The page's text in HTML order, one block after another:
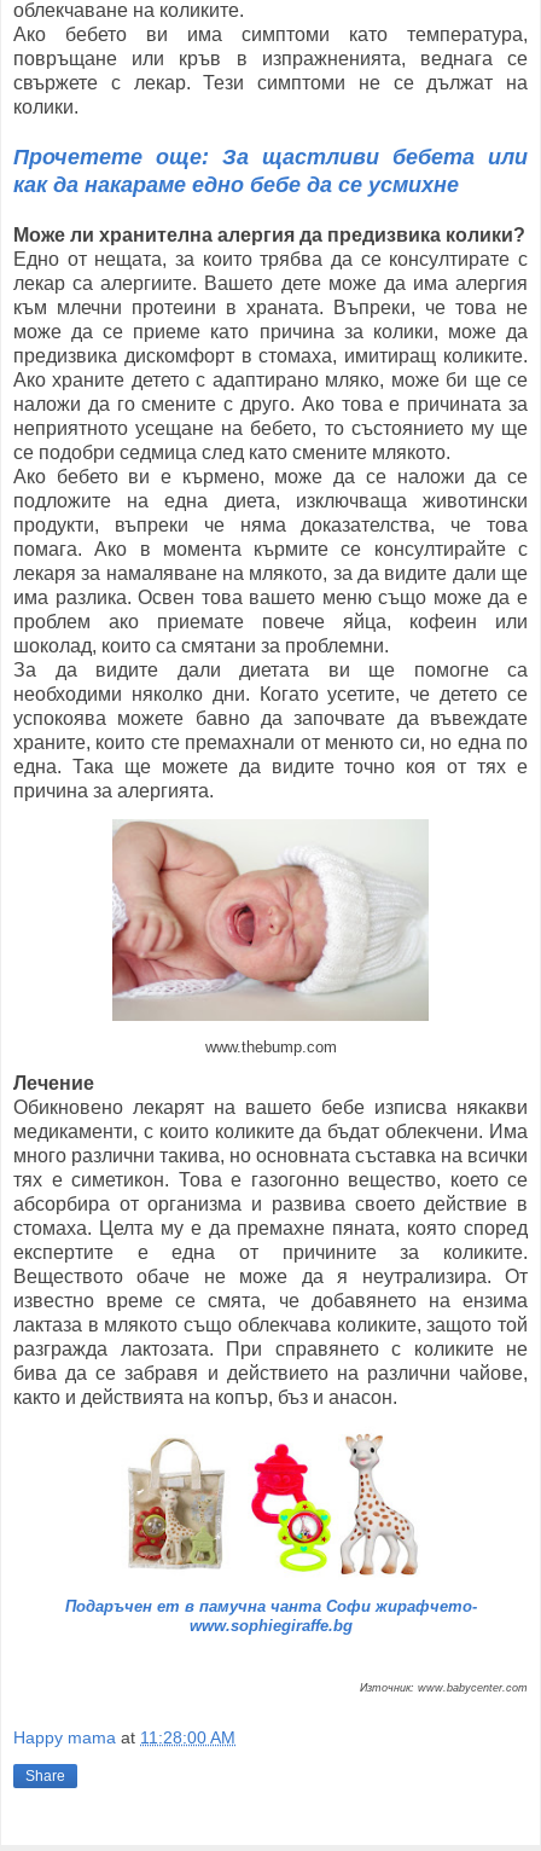
облекчаване на коликите.
Ако бебето ви има симптоми като температура,
повръщане или кръв в изпражненията, веднага се
свържете с лекар. Тези симптоми не се дължат на
колики.
Прочетете още: За щастливи бебета или
как да накараме едно бебе да се усмихне
Може ли хранителна алергия да предизвика колики?
Едно от нещата, за които трябва да се консултирате с
лекар са алергиите. Вашето дете може да има алергия
към млечни протеини в храната. Въпреки, че това не
може да се приеме като причина за колики, може да
предизвика дискомфорт в стомаха, имитиращ коликите.
Ако храните детето с адаптирано мляко, може би ще се
наложи да го смените с друго. Ако това е причината за
неприятното усещане на бебето, то състоянието му ще
се подобри седмица след като смените млякото.
Ако бебето ви е кърмено, може да се наложи да се
подложите на една диета, изключваща животински
продукти, въпреки че няма доказателства, че това
помага. Ако в момента кърмите се консултирайте с
лекаря за намаляване на млякото, за да видите дали ще
има разлика. Освен това вашето меню също може да е
проблем ако приемате повече яйца, кофеин или
шоколад, които са смятани за проблемни.
За да видите дали диетата ви ще помогне са
необходими няколко дни. Когато усетите, че детето се
успокоява можете бавно да започвате да въвеждате
храните, които сте премахнали от менюто си, но една по
една. Така ще можете да видите точно коя от тях е
причина за алергията.
www.thebump.com
Лечение
Обикновено лекарят на вашето бебе изписва някакви
медикаменти, с които коликите да бъдат облекчени. Има
много различни такива, но основната съставка на всички
тях е симетикон. Това е газогонно вещество, което се
абсорбира от организма и развива своето действие в
стомаха. Целта му е да премахне пяната, която според
експертите е една от причините за коликите.
Веществото обаче не може да я неутрализира. От
известно време се смята, че добавянето на ензима
лактаза в млякото също облекчава коликите, защото той
разгражда лактозата. При справянето с коликите не
бива да се забравя и действието на различни чайове,
както и действията на копър, бъз и анасон.
Подаръчен ет в памучна чанта Софи жирафчето-
www.sophiegiraffe.bg
Източник: www.babycenter.com
Happy mama at 11:28:00 AM
Share